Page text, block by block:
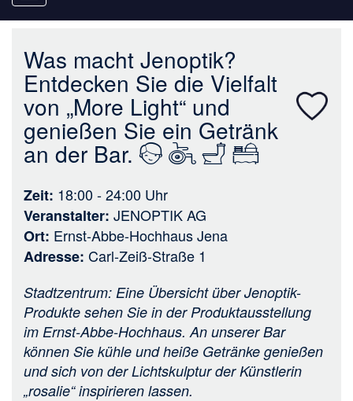
navigation
Was macht Jenoptik?
Entdecken Sie die Vielfalt
von „More Light“ und
genießen Sie ein Getränk
an der Bar.
Zeit 18:00 - 24:00 Uhr
Veranstalter JENOPTIK AG
Ort Ernst-Abbe-Hochhaus Jena
Adresse Carl-Zeiß-Straße 1
Stadtzentrum: Eine Übersicht über Jenoptik-
Produkte sehen Sie in der Produktausstellung
im Ernst-Abbe-Hochhaus. An unserer Bar
können Sie kühle und heiße Getränke genießen
und sich von der Lichtskulptur der Künstlerin
„rosalie“ inspirieren lassen.